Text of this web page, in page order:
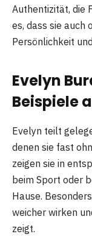
Authentizität, die
es, dass sie auch
Persönlichkeit
Evelyn
Beispiele
Evelyn teilt
denen sie fast
zeigen sie in
beim Sport oder
Hause.
weicher wirken
zeigt.